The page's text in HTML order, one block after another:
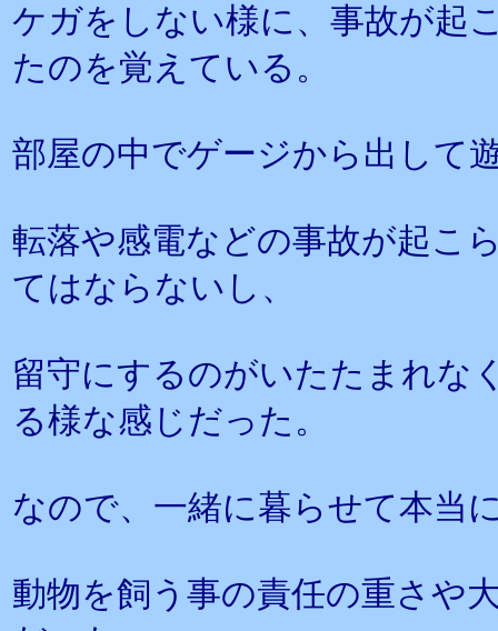
ケガをしない様に、事故が起
たのを覚えている。
部屋の中でゲージから出して
転落や感電などの事故が起こ
てはならないし、
留守にするのがいたたまれな
る様な感じだった。
なので、一緒に暮らせて本当
動物を飼う事の責任の重さや